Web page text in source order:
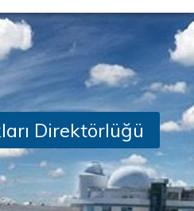
Direktörlüğü